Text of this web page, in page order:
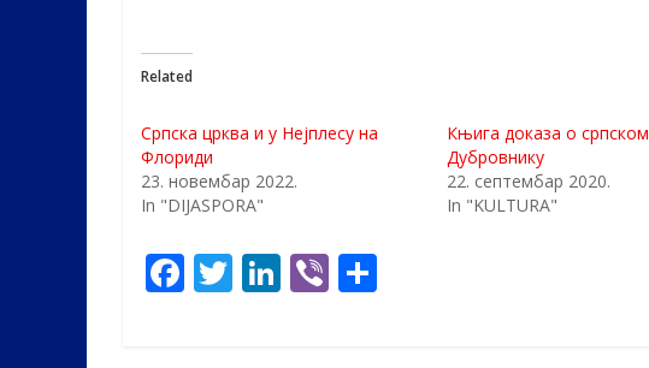
Related
Српска црква и у Нејплесу на
Флориди
23. новембар 2022.
In "DIJASPORA"
Књига доказа о српском
Дубровнику
22. септембар 2020.
In "KULTURA"
F T Li Vi